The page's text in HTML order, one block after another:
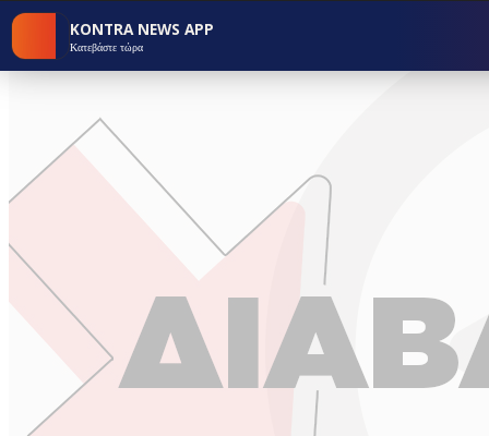
KONTRA NEWS APP
Κατεβάστε τώρα